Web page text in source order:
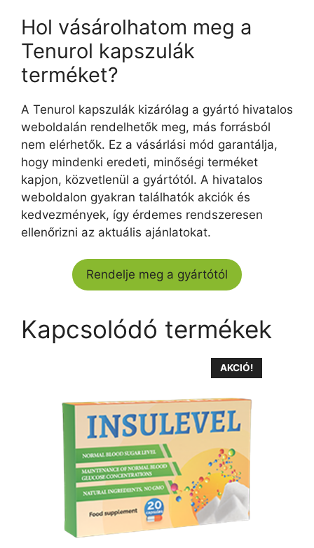
Hol vásárolhatom meg a
Tenurol kapszulák
terméket?
A Tenurol kapszulák kizárólag a gyártó hivatalos
weboldalán rendelhetők meg, más forrásból
nem elérhetők. Ez a vásárlási mód garantálja,
hogy mindenki eredeti, minőségi terméket
kapjon, közvetlenül a gyártótól. A hivatalos
weboldalon gyakran találhatók akciók és
kedvezmények, így érdemes rendszeresen
ellenőrizni az aktuális ajánlatokat.
Rendelje meg a gyártótól
Kapcsolódó termékek
AKCIÓ!